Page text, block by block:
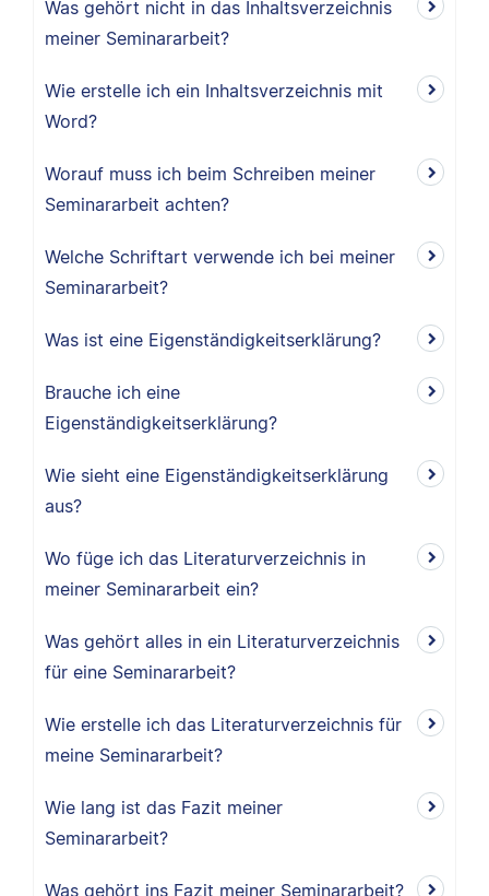
Was gehört nicht in das Inhaltsverzeichnis
meiner Seminararbeit?
Wie erstelle ich ein Inhaltsverzeichnis mit
Word?
Worauf muss ich beim Schreiben meiner
Seminararbeit achten?
Welche Schriftart verwende ich bei meiner
Seminararbeit?
Was ist eine Eigenständigkeitserklärung?
Brauche ich eine
Eigenständigkeitserklärung?
Wie sieht eine Eigenständigkeitserklärung
aus?
Wo füge ich das Literaturverzeichnis in
meiner Seminararbeit ein?
Was gehört alles in ein Literaturverzeichnis
für eine Seminararbeit?
Wie erstelle ich das Literaturverzeichnis für
meine Seminararbeit?
Wie lang ist das Fazit meiner
Seminararbeit?
Was gehört ins Fazit meiner Seminararbeit?